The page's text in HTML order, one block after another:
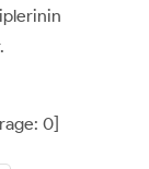
0]